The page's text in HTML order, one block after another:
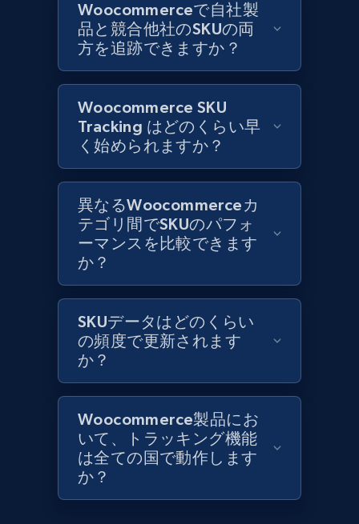
URL, Product id, Title, Images, Final price,
Currency, Discount, Initial price, and more.
1.1K+ 149+ 今すぐ始める
Lazada - Products
165+ 今すぐ始める
Lazada - Products - Discover products by
keyword
URL, Title, Rating, Reviews, Initial price, Final
price, Currency, Stock, and more.
991+ 165+ 今すぐ始める
Lazada - Products - Discover products by
Woocommerceで自社製
品と競合他社のSKUの両
方を追跡できますか？
Woocommerce SKU
Tracking はどのくらい早
く始められますか？
異なるWoocommerceカ
テゴリ間でSKUのパフォ
ーマンスを比較できます
か？
SKUデータはどのくらい
の頻度で更新されます
か？
Woocommerce製品にお
いて、トラッキング機能
は全ての国で動作します
か？